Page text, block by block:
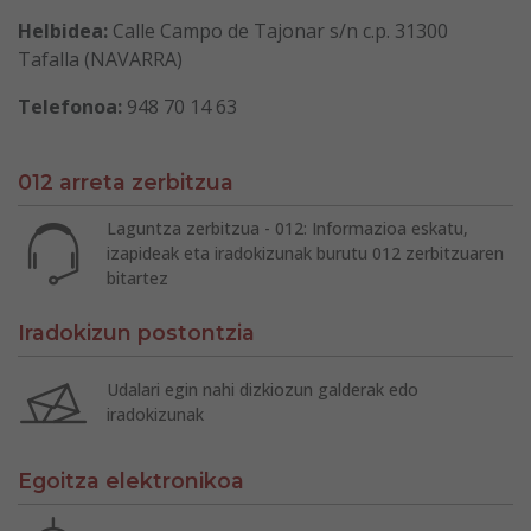
Helbidea: Calle Campo de Tajonar s/n c.p. 31300
Tafalla (NAVARRA)
Telefonoa: 948 70 14 63
012 arreta zerbitzua
Laguntza zerbitzua - 012: Informazioa eskatu,
izapideak eta iradokizunak burutu 012 zerbitzuaren
bitartez
Iradokizun postontzia
Udalari egin nahi dizkiozun galderak edo
iradokizunak
Egoitza elektronikoa